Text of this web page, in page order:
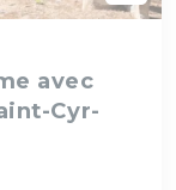
avec
Cyr-